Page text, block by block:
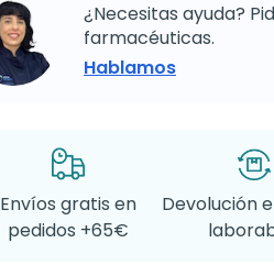
¿Necesitas ayuda?
farmacéuticas.
Hablamos
Envíos gratis en
pedidos +65€
Devolución